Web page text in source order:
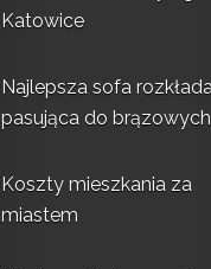
Katowice
Najlepsza sofa
pasująca do
Koszty mieszkania za
miastem